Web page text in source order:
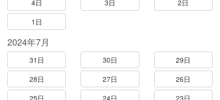
4日
3日
2日
1日
2024年7月
31日 30日
29日
28日
27日
26日
25日
24日
23日